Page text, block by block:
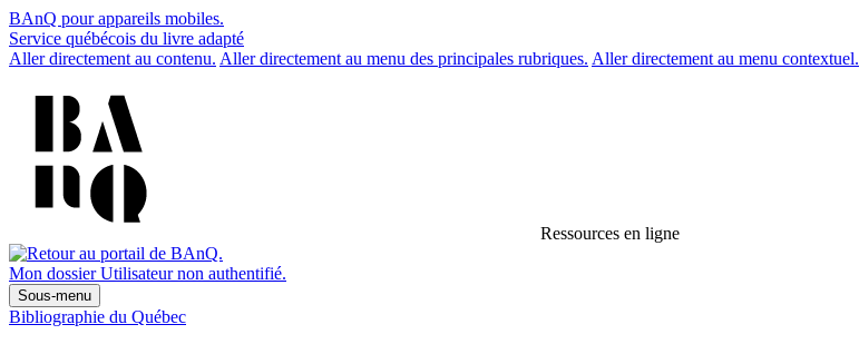
BAnQ pour appareils mobiles.
Service québécois du livre adapté
Aller directement au contenu. Aller directement au menu des principales rubriques. Aller directement au menu contextuel.
Ressources en ligne
Mon dossier Utilisateur non authentifié.
Sous-menu
Bibliographie du Québec